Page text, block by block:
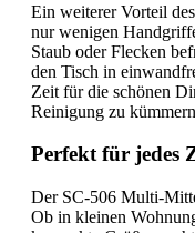
Ein weiterer Vorteil
nur wenigen
Staub oder Flecken
den Tisch in
Zeit für die schönen
Reinigung zu
Perfekt für jedes
Der SC-506 Multi-
Ob in kleinen